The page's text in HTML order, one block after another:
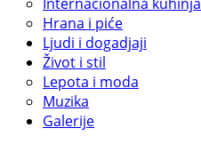
Hrana i piće
Ljudi i dogadjaji
Život i stil
Lepota i moda
Muzika
Galerije